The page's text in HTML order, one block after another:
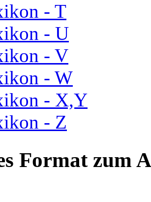
- T
- U
- V
- W
- X,Y
- Z
Format zum